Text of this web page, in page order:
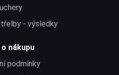
- výsledky
o nákupu
podmínky